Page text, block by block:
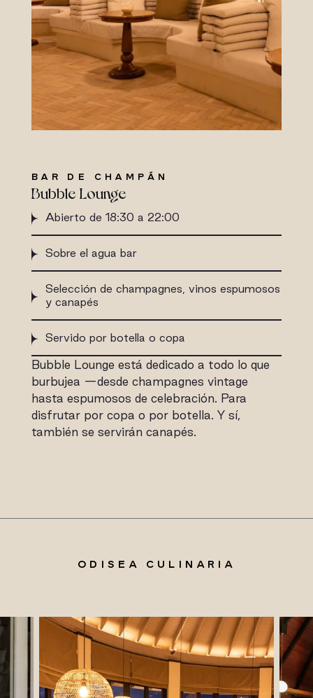
BAR DE CHAMPÁN
Bubble Lounge
Abierto de 18:30 a 22:00
Sobre el agua bar
Selección de champagnes, vinos espumosos
y canapés
Servido por botella o copa
Bubble Lounge está dedicado a todo lo que
burbujea —desde champagnes vintage
hasta espumosos de celebración. Para
disfrutar por copa o por botella. Y sí,
también se servirán canapés.
ODISEA CULINARIA